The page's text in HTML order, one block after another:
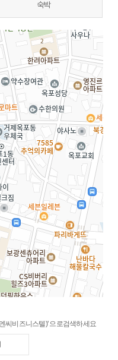
숙박
씨비즈니스텔)' 으로검색하세요